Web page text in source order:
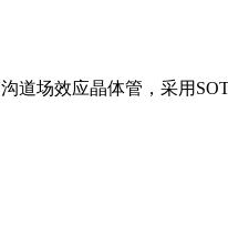
道场效应晶体管，采用